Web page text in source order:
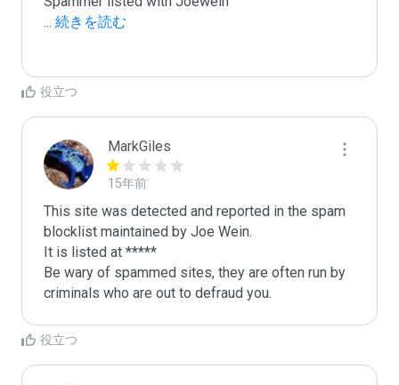
... 続きを読む
役立つ
MarkGiles
15年前
This site was detected and reported in the spam
blocklist maintained by Joe Wein.
It is listed at *****
Be wary of spammed sites, they are often run by
criminals who are out to defraud you.
役立つ